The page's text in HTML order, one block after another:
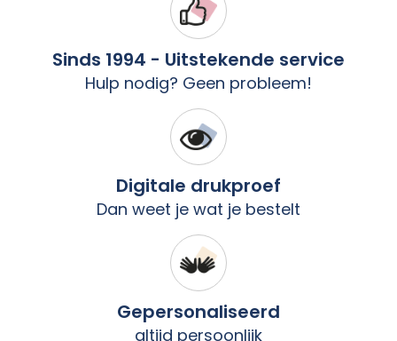
Sinds 1994 - Uitstekende service
Hulp nodig? Geen probleem!
Digitale drukproef
Dan weet je wat je bestelt
Gepersonaliseerd
altijd persoonlijk